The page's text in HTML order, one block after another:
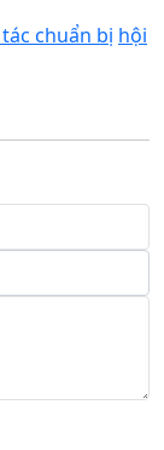
chuẩn bị hội